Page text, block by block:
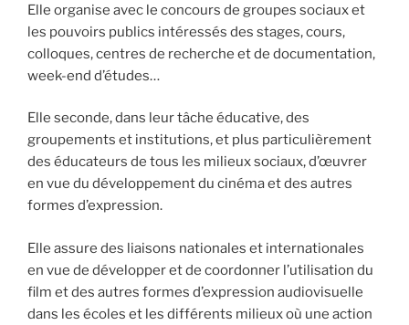
Elle organise avec le concours de groupes sociaux et
les pouvoirs publics intéressés des stages, cours,
colloques, centres de recherche et de documentation,
week-end d’études…
Elle seconde, dans leur tâche éducative, des
groupements et institutions, et plus particulièrement
des éducateurs de tous les milieux sociaux, d’œuvrer
en vue du développement du cinéma et des autres
formes d’expression.
Elle assure des liaisons nationales et internationales
en vue de développer et de coordonner l’utilisation du
film et des autres formes d’expression audiovisuelle
dans les écoles et les différents milieux où une action